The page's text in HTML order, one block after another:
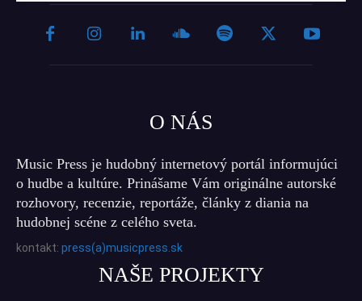
O NÁS
Music Press je hudobný internetový portál informujúci
o hudbe a kultúre. Prinášame Vám originálne autorské
rozhovory, recenzie, reportáže, články z diania na
hudobnej scéne z celého sveta.
kontakt: press(a)musicpress.sk
NAŠE PROJEKTY